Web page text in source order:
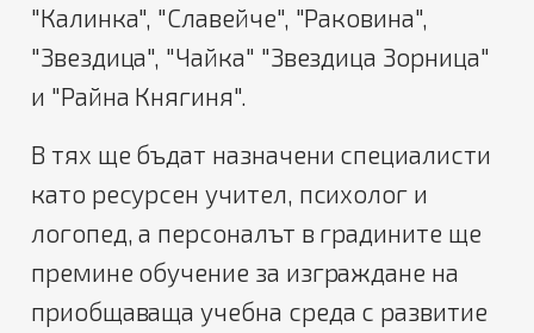
"Калинка", "Славейче", "Раковина",
"Звездица", "Чайка" "Звездица Зорница"
и "Райна Княгиня".
В тях ще бъдат назначени специалисти
като ресурсен учител, психолог и
логопед, а персоналът в градините ще
премине обучение за изграждане на
приобщаваща учебна среда с развитие